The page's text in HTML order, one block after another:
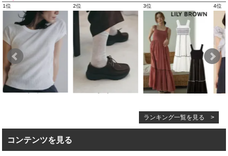
ランキング一覧を見る >
コンテンツを見る